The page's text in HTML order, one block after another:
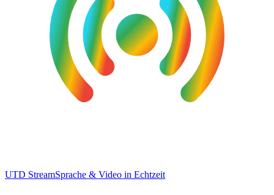
UTD StreamSprache & Video in Echtzeit